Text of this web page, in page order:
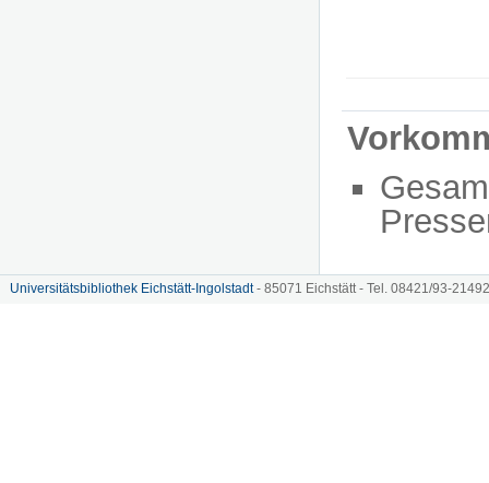
Universitätsbibliothek Eichstätt-Ingolstadt- 85071 Eichstätt - Tel. 08421/93-